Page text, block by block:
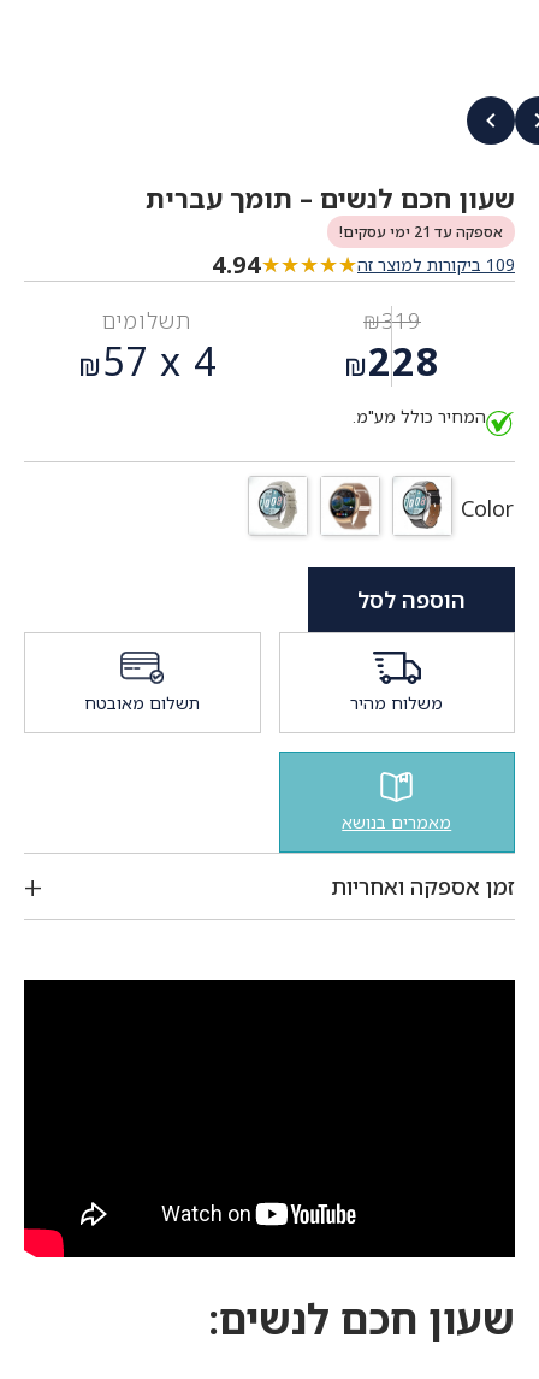
שעון חכם לנשים – תומך עברית
אספקה עד 21 ימי עסקים!
109 ביקורות למוצר זה ★★★★★
★★★★★
4.94
₪319
המחיר
המקורי
היה:
₪228
הנוכחי
הוא:
₪228.
תשלומים
4 x
₪57
המחיר כולל מע"מ.
Color
הוספה לסל
משלוח מהיר תשלום מאובטח
מאמרים בנושא
זמן אספקה ואחריות
שעון חכם לנשים: